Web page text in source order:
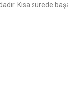
Kısa sürede